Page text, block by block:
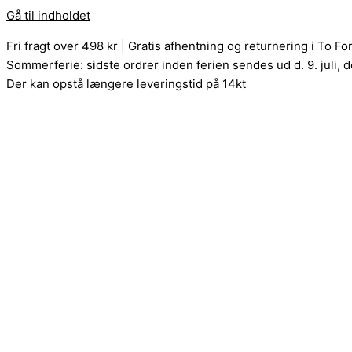
Gå til indholdet
Fri fragt over 498 kr | Gratis afhentning og returnering i To
Sommerferie: sidste ordrer inden ferien sendes ud d. 9. juli,
Der kan opstå længere leveringstid på 14kt